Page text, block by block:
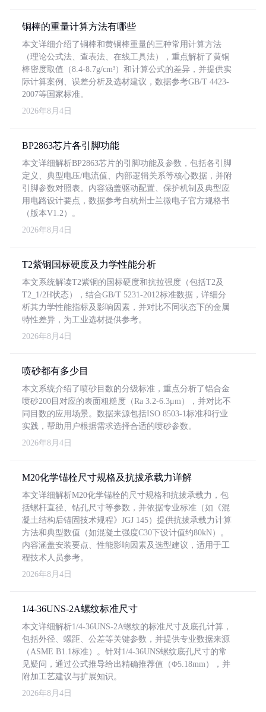
铜棒的重量计算方法有哪些
本文详细介绍了铜棒和黄铜棒重量的三种常用计算方法
（理论公式法、查表法、在线工具法），重点解析了黄铜
棒密度取值（8.4-8.7g/cm³）和计算公式的差异，并提供实
际计算案例、误差分析及选材建议，数据参考GB/T 4423-
2007等国家标准。
2026年8月4日
BP2863芯片各引脚功能
本文详细解析BP2863芯片的引脚功能及参数，包括各引脚
定义、典型电压/电流值、内部逻辑关系等核心数据，并附
引脚参数对照表。内容涵盖驱动配置、保护机制及典型应
用电路设计要点，数据参考自杭州士兰微电子官方规格书
（版本V1.2）。
2026年8月4日
T2紫铜国标硬度及力学性能分析
本文系统解读T2紫铜的国标硬度和抗拉强度（包括T2及
T2_1/2H状态），结合GB/T 5231-2012标准数据，详细分
析其力学性能指标及影响因素，并对比不同状态下的金属
特性差异，为工业选材提供参考。
2026年8月4日
喷砂都有多少目
本文系统介绍了喷砂目数的分级标准，重点分析了铝合金
喷砂200目对应的表面粗糙度（Ra 3.2-6.3μm），并对比不
同目数的应用场景。数据来源包括ISO 8503-1标准和行业
实践，帮助用户根据需求选择合适的喷砂参数。
2026年8月4日
M20化学锚栓尺寸规格及抗拔承载力详解
本文详细解析M20化学锚栓的尺寸规格和抗拔承载力，包
括螺杆直径、钻孔尺寸等参数，并依据专业标准（如《混
凝土结构后锚固技术规程》JGJ 145）提供抗拔承载力计算
方法和典型数值（如混凝土强度C30下设计值约80kN）。
内容涵盖安装要点、性能影响因素及选型建议，适用于工
程技术人员参考。
2026年8月4日
1/4-36UNS-2A螺纹标准尺寸
本文详细解析1/4-36UNS-2A螺纹的标准尺寸及底孔计算，
包括外径、螺距、公差等关键参数，并提供专业数据来源
（ASME B1.1标准）。针对1/4-36UNS螺纹底孔尺寸的常
见疑问，通过公式推导给出精确推荐值（Φ5.18mm），并
附加工艺建议与扩展知识。
2026年8月4日